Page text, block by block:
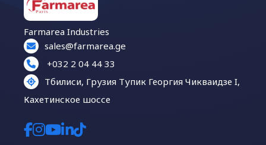
Farmarea Industries
sales@farmarea.ge
+032 2 04 44 33
Тбилиси, Грузия Тупик Георгия Чикваидзе I,
Кахетинское шоссе